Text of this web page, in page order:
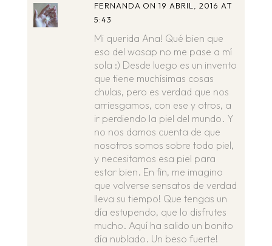
FERNANDA ON 19 ABRIL, 2016 AT
5:43
Mi querida Ana! Qué bien que
eso del wasap no me pase a mí
sola :) Desde luego es un invento
que tiene muchísimas cosas
chulas, pero es verdad que nos
arriesgamos, con ese y otros, a
ir perdiendo la piel del mundo. Y
no nos damos cuenta de que
nosotros somos sobre todo piel,
y necesitamos esa piel para
estar bien. En fin, me imagino
que volverse sensatos de verdad
lleva su tiempo! Que tengas un
día estupendo, que lo disfrutes
mucho. Aquí ha salido un bonito
día nublado. Un beso fuerte!